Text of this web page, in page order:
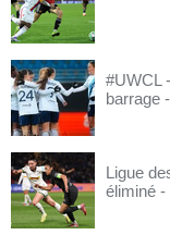
#UWCL
barrage
Ligue
éliminé -